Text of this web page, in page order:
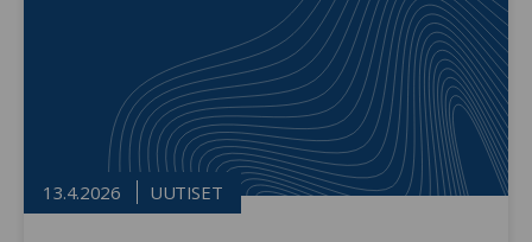
13.4.2026 UUTISET